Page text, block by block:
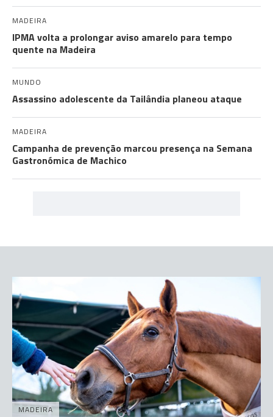
MADEIRA
IPMA volta a prolongar aviso amarelo para tempo
quente na Madeira
MUNDO
Assassino adolescente da Tailândia planeou ataque
MADEIRA
Campanha de prevenção marcou presença na Semana
Gastronómica de Machico
MADEIRA